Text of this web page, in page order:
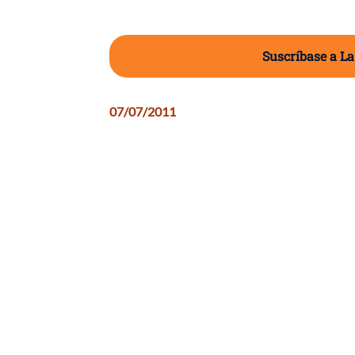
Suscríbase a
07/07/2011